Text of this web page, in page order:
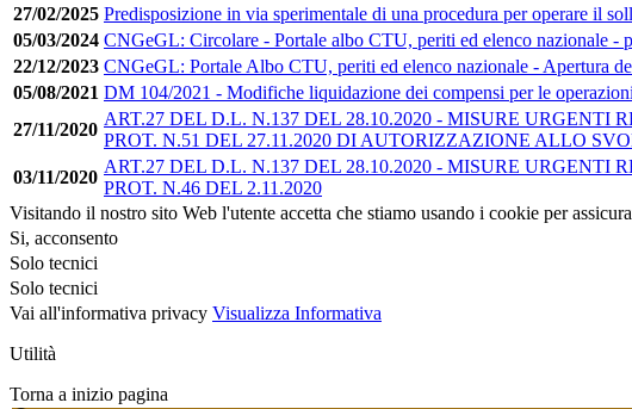
27/02/2025 Predisposizione in via sperimentale di una procedura per operare il
05/03/2024 CNGeGL: Circolare - Portale albo CTU, periti ed elenco nazionale -
22/12/2023 CNGeGL: Portale Albo CTU, periti ed elenco nazionale - Apertura
05/08/2021 DM 104/2021 - Modifiche liquidazione dei compensi per le
27/11/2020
ART.27 DEL D.L. N.137 DEL 28.10.2020 - MISURE
PROT. N.51 DEL 27.11.2020 DI AUTORIZZAZIONE ALLO
03/11/2020
ART.27 DEL D.L. N.137 DEL 28.10.2020 - MISURE
PROT. N.46 DEL 2.11.2020
Visitando il nostro sito Web l'utente accetta che stiamo usando i cookie per
Si, acconsento
Solo tecnici
Solo tecnici
Vai all'informativa privacy Visualizza Informativa
Utilità
Torna a inizio pagina